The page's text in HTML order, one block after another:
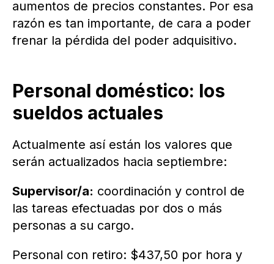
aumentos de precios constantes. Por esa
razón es tan importante, de cara a poder
frenar la pérdida del poder adquisitivo.
Personal doméstico: los
sueldos actuales
Actualmente así están los valores que
serán actualizados hacia septiembre:
Supervisor/a: coordinación y control de
las tareas efectuadas por dos o más
personas a su cargo.
Personal con retiro: $437,50 por hora y